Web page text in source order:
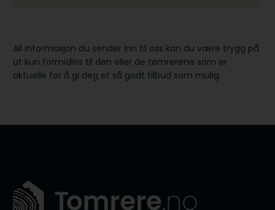
All informasjon du sender inn til oss kan du være trygg på
at kun formidles til den eller de tømrerene som er
aktuelle for å gi deg et så godt tilbud som mulig.